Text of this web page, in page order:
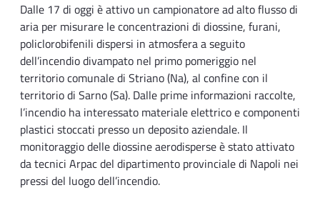
Dalle 17 di oggi è attivo un campionatore ad alto flusso di
aria per misurare le concentrazioni di diossine, furani,
policlorobifenili dispersi in atmosfera a seguito
dell’incendio divampato nel primo pomeriggio nel
territorio comunale di Striano (Na), al confine con il
territorio di Sarno (Sa). Dalle prime informazioni raccolte,
l’incendio ha interessato materiale elettrico e componenti
plastici stoccati presso un deposito aziendale. Il
monitoraggio delle diossine aerodisperse è stato attivato
da tecnici Arpac del dipartimento provinciale di Napoli nei
pressi del luogo dell’incendio.